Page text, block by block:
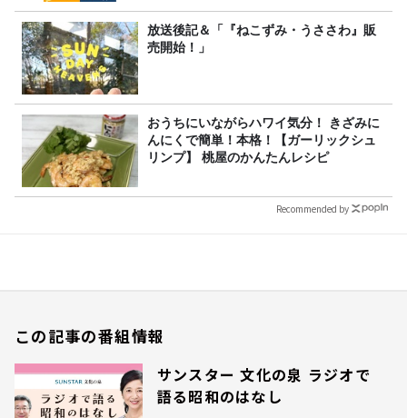
放送後記＆「『ねこずみ・うささわ』販
売開始！」
おうちにいながらハワイ気分！ きざみに
んにくで簡単！本格！【ガーリックシュ
リンプ】 桃屋のかんたんレシピ
Recommended by
この記事の番組情報
サンスター 文化の泉 ラジオで
語る昭和のはなし